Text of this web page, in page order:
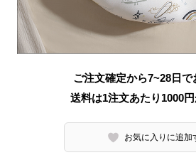
ご注文確定から7~28日で
送料は1注文あたり 1000
お気に入りに追加